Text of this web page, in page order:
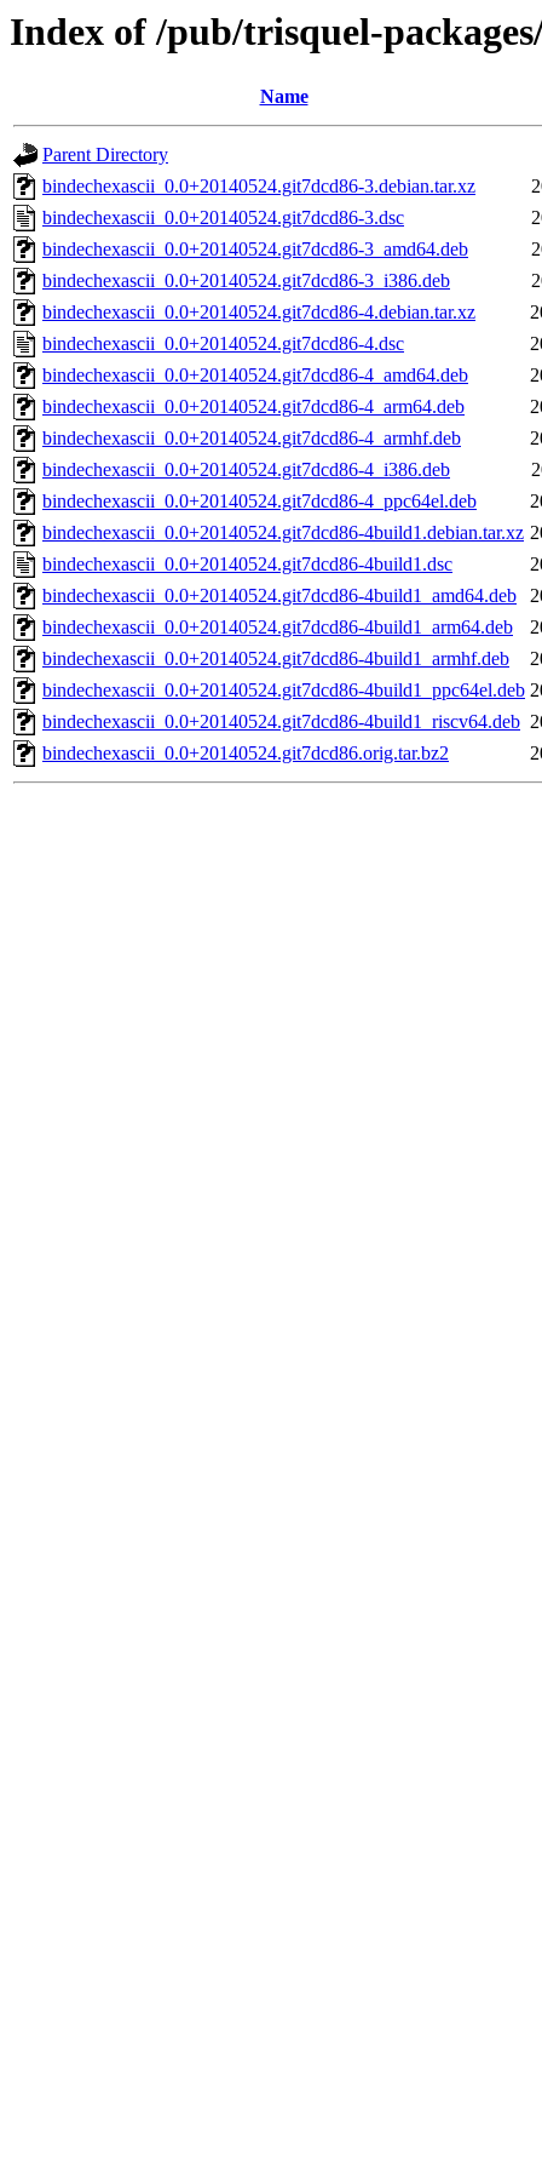
Index of /pub/trisquel-
Name
Parent Directory
bindechexascii_0.0+20140524.git7dcd86-3.debian.tar.xz
bindechexascii_0.0+20140524.git7dcd86-3.dsc
bindechexascii_0.0+20140524.git7dcd86-3_amd64.deb
bindechexascii_0.0+20140524.git7dcd86-3_i386.deb
bindechexascii_0.0+20140524.git7dcd86-4.debian.tar.xz
bindechexascii_0.0+20140524.git7dcd86-4.dsc
bindechexascii_0.0+20140524.git7dcd86-4_amd64.deb
bindechexascii_0.0+20140524.git7dcd86-4_arm64.deb
bindechexascii_0.0+20140524.git7dcd86-4_armhf.deb
bindechexascii_0.0+20140524.git7dcd86-4_i386.deb
bindechexascii_0.0+20140524.git7dcd86-4_ppc64el.deb
bindechexascii_0.0+20140524.git7dcd86-4build1.debian.tar.xz
bindechexascii_0.0+20140524.git7dcd86-4build1.dsc
bindechexascii_0.0+20140524.git7dcd86-4build1_amd64.deb
bindechexascii_0.0+20140524.git7dcd86-4build1_arm64.deb
bindechexascii_0.0+20140524.git7dcd86-4build1_armhf.deb
bindechexascii_0.0+20140524.git7dcd86-4build1_ppc64el.deb
bindechexascii_0.0+20140524.git7dcd86-4build1_riscv64.deb
bindechexascii_0.0+20140524.git7dcd86.orig.tar.bz2